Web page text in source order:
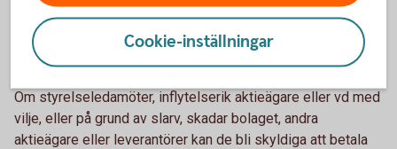
Ledningen har fattat beslut som
skadar bolaget
Om styrelseledamöter, inflytelserik aktieägare eller vd med
vilje, eller på grund av slarv, skadar bolaget, andra
aktieägare eller leverantörer kan de bli skyldiga att betala
Cookie-inställningar